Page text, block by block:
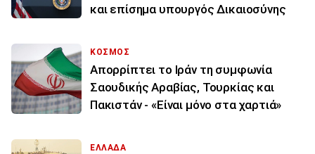
και επίσημα υπουργός Δικαιοσύνης
ΚΟΣΜΟΣ
Απορρίπτει το Ιράν τη συμφωνία
Σαουδικής Αραβίας, Τουρκίας και
Πακιστάν - «Είναι μόνο στα χαρτιά»
ΕΛΛΑΔΑ